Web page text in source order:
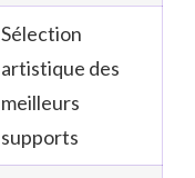
Sélection
artistique des
meilleurs
supports